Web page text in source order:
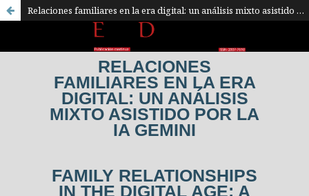
Relaciones familiares en la era digital: un análisis mixto asistido por la IA Gemini